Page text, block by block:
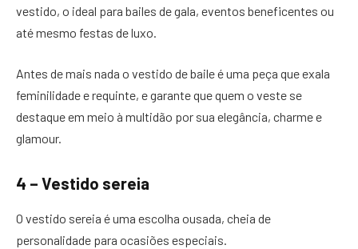
vestido, o ideal para bailes de gala, eventos beneficentes ou
até mesmo festas de luxo.
Antes de mais nada o vestido de baile é uma peça que exala
feminilidade e requinte, e garante que quem o veste se
destaque em meio à multidão por sua elegância, charme e
glamour.
4 – Vestido sereia
O vestido sereia é uma escolha ousada, cheia de
personalidade para ocasiões especiais.